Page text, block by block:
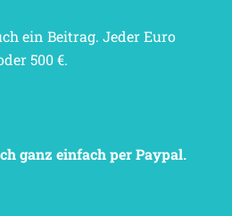
ein Beitrag. Jeder Euro
500 €.
ganz einfach per Paypal.